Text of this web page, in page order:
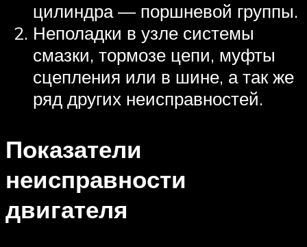
цилиндра — поршневой группы.
Неполадки в узле системы
смазки, тормозе цепи, муфты
сцепления или в шине, а так же
ряд других неисправностей.
Показатели
неисправности
двигателя